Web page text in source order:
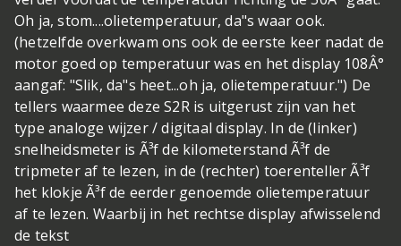
Oh ja, stom....olietemperatuur, da"s waar ook.
(hetzelfde overkwam ons ook de eerste keer nadat de
motor goed op temperatuur was en het display 108Â°
aangaf: "Slik, da"s heet...oh ja, olietemperatuur.") De
tellers waarmee deze S2R is uitgerust zijn van het
type analoge wijzer / digitaal display. In de (linker)
snelheidsmeter is Ã³f de kilometerstand Ã³f de
tripmeter af te lezen, in de (rechter) toerenteller Ã³f
het klokje Ã³f de eerder genoemde olietemperatuur
af te lezen. Waarbij in het rechtse display afwisselend
de tekst